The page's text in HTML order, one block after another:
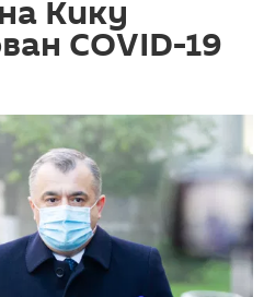
Кику
COVID-19